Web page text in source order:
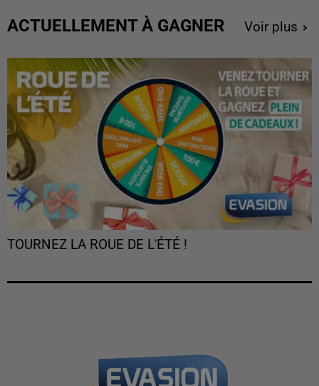
ACTUELLEMENT À GAGNER Voir plus
TOURNEZ LA ROUE DE L'ÉTÉ !